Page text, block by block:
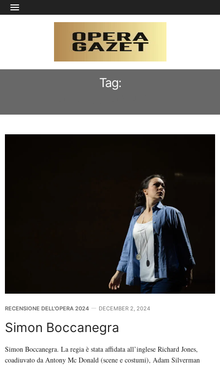
Tag:
RECENSIONE DELL'OPERA 2024 DECEMBER 2, 2024
Simon Boccanegra
Simon Boccanegra. La regia è stata affidata all’inglese Richard Jones,
coadiuvato da Antony Mc Donald (scene e costumi), Adam Silverman